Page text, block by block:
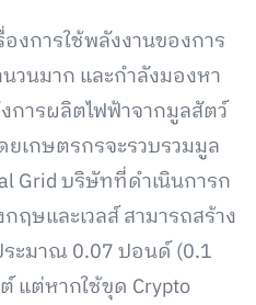
งการใช้พลังงานของการ
วนมาก และกำลังมองหา
การผลิตไฟฟ้าจากมูลสัตว์
เกษตรกรจะรวบรวมมูล
Grid บริษัทที่ดำเนินการก
ฤษและเวลส์ สามารถสร้าง
ะมาณ 0.07 ปอนด์ (0.1
แต่หากใช้ขุด Crypto